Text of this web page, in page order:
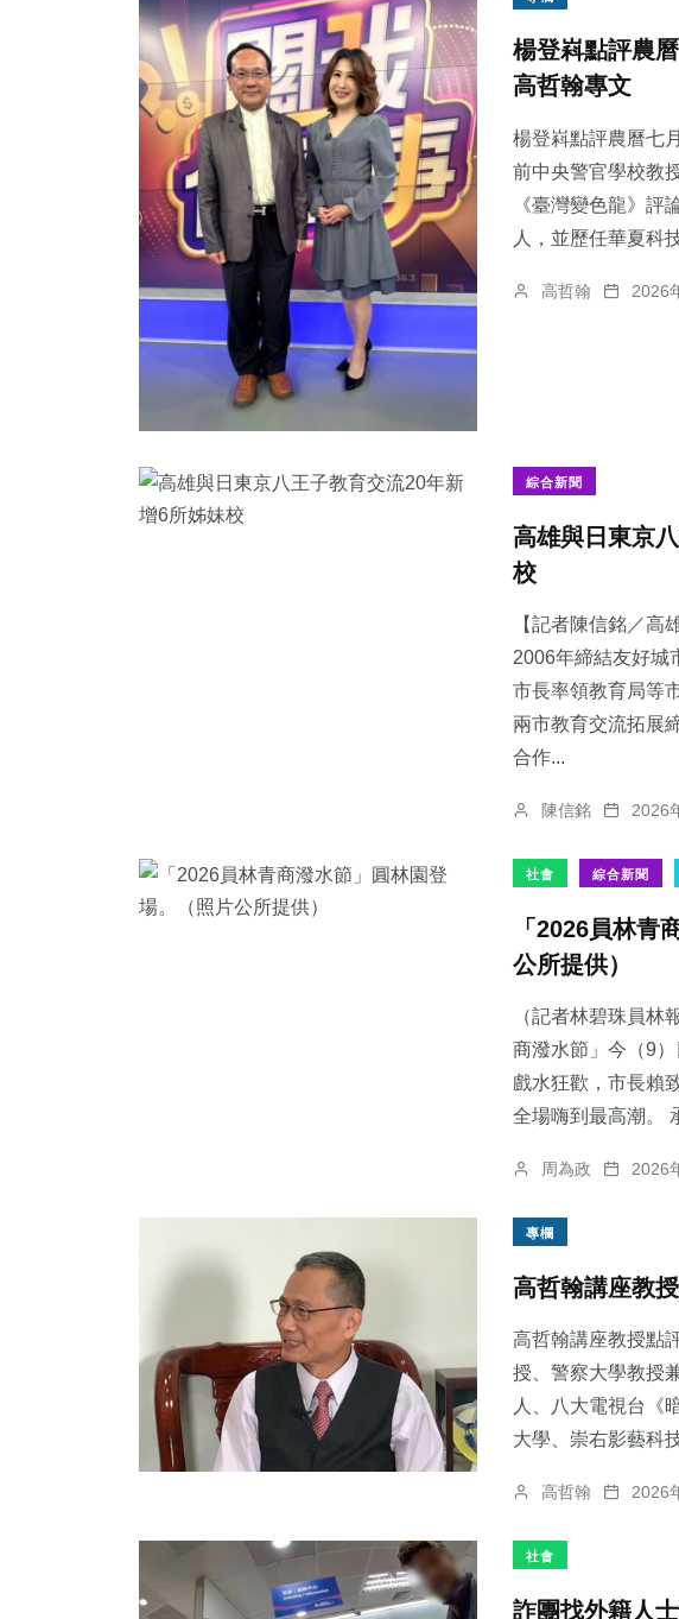
楊登嵙點評農
高哲翰專文
楊登嵙點評農曆七
前中央警官學校教
《臺灣變色龍》評
人，並歷任華夏科
高哲翰 2026
綜合新聞
高雄與日東京
校
【記者陳信銘／高
2006年締結友好城
市長率領教育局等
兩市教育交流拓展
合作...
陳信銘 2026
社會 綜合新聞
「2026員林青
公所提供）
（記者林碧珠員林
商潑水節」今（9
戲水狂歡，市長賴
全場嗨到最高潮。
周為政 2026
專欄
高哲翰講座教
高哲翰講座教授點
授、警察大學教授
人、八大電視台《
大學、崇右影藝科
高哲翰 2026
社會
詐團找外籍人